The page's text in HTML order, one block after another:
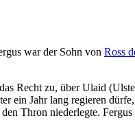
war der Sohn von Ross
Recht zu, über Ulaid
ein Jahr lang regieren
Thron niederlegte.